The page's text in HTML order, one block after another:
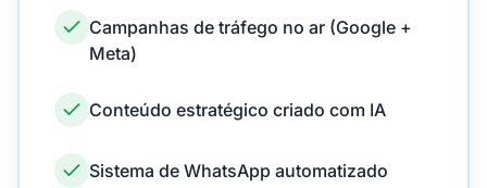
Campanhas de tráfego no ar (Google +
Meta)
Conteúdo estratégico criado com IA
Sistema de WhatsApp automatizado